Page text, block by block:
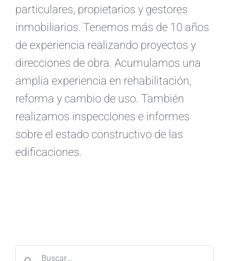
particulares, propietarios y gestores
inmobiliarios. Tenemos más de 10 años
de experiencia realizando proyectos y
direcciones de obra. Acumulamos una
amplia experiencia en rehabilitación,
reforma y cambio de uso. También
realizamos inspecciones e informes
sobre el estado constructivo de las
edificaciones.
Buscar: